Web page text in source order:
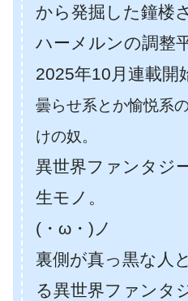
から発掘した鐘楼
ハーメルンの調整
2025年10月連載開
曇らせ系とか愉悦系
けの奴。
異世界ファンタジ
生モノ。
(・ω・)ノ
裏側が真っ黒な人
る異世界ファンタ